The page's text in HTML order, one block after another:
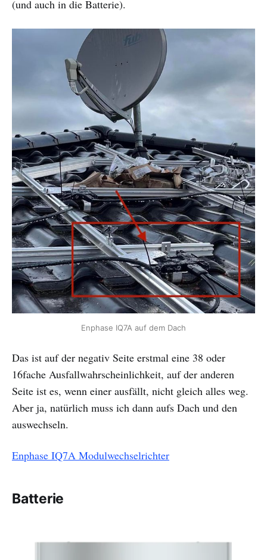
(und auch in die Batterie).
Enphase IQ7A auf dem Dach
Das ist auf der negativ Seite erstmal eine 38 oder
16fache Ausfallwahrscheinlichkeit, auf der anderen
Seite ist es, wenn einer ausfällt, nicht gleich alles weg.
Aber ja, natürlich muss ich dann aufs Dach und den
auswechseln.
Enphase IQ7A Modulwechselrichter
Batterie